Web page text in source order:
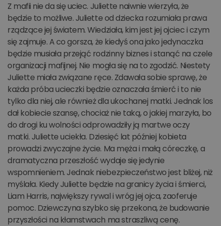
Z mafii nie da się uciec. Juliette naiwnie wierzyła, że
będzie to możliwe. Juliette od dziecka rozumiała prawa
rządzące jej światem. Wiedziała, kim jest jej ojciec i czym
się zajmuje. A co gorsza, że kiedyś ona jako jedynaczka
będzie musiała przejąć rodzinny biznes i stanąć na czele
organizacji mafijnej. Nie mogła się na to zgodzić. Niestety
Juliette miała związane ręce. Zdawała sobie sprawę, że
każda próba ucieczki będzie oznaczała śmierć i to nie
tylko dla niej, ale również dla ukochanej matki. Jednak los
dał kobiecie szansę, chociaż nie taką, o jakiej marzyła, bo
do drogi ku wolności odprowadziły ją martwe oczy
matki. Juliette uciekła. Dziesięć lat później kobieta
prowadzi zwyczajne życie. Ma męża i małą córeczkę, a
dramatyczna przeszłość wydaje się jedynie
wspomnieniem. Jednak niebezpieczeństwo jest bliżej, niż
myślała. Kiedy Juliette będzie na granicy życia i śmierci,
Liam Harris, największy rywal i wróg jej ojca, zaoferuje
pomoc. Dziewczyna szybko się przekona, że budowanie
przyszłości na kłamstwach ma straszliwą cenę.